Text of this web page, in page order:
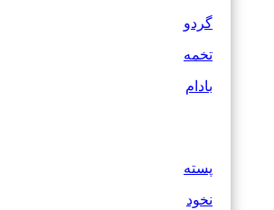
گردو
تخمه
بادام
پسته
نخود